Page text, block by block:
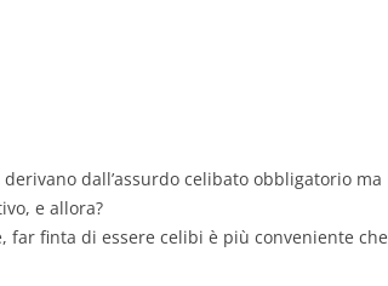
dall’assurdo celibato obbligatorio ma
e allora?
far finta di essere celibi è più conveniente che